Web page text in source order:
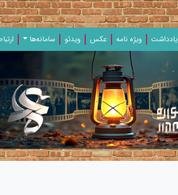
یادداشت‌ ویژه‌ نامه‌ عکس ویدئو سامانه‌ها